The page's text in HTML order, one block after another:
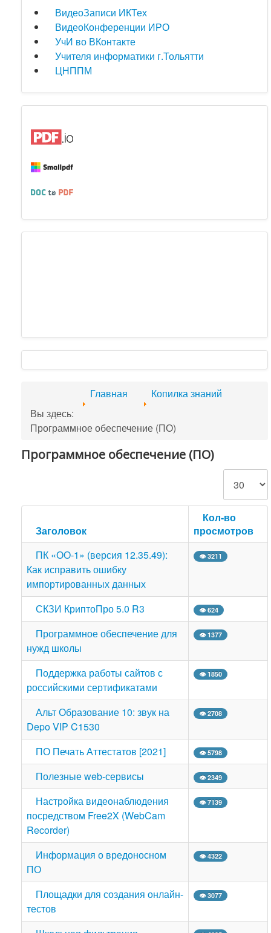
ВидеоЗаписи ИКТех
ВидеоКонференции ИРО
УчИ во ВКонтакте
Учителя информатики г.Тольятти
ЦНППМ
Вы здесь:
Главная Копилка знаний
Программное обеспечение (ПО)
Программное обеспечение (ПО)
Кол-во
Заголовок
Кол-во
просмотров
ПК «ОО-1» (версия 12.35.49):
Как исправить ошибку
импортированных данных
👁 3211
СКЗИ КриптоПро 5.0 R3 👁 624
Программное обеспечение для
нужд школы
👁 1377
Поддержка работы сайтов с
российскими сертификатами
👁 1850
Альт Образование 10: звук на
Depo VIP C1530
👁 2708
ПО Печать Аттестатов [2021] 👁 5798
Полезные web-сервисы 👁 2349
Настройка видеонаблюдения
посредством Free2X (WebCam
Recorder)
👁 7139
Информация о вредоносном
ПО
👁 4322
Площадки для создания онлайн-
тестов
👁 3077